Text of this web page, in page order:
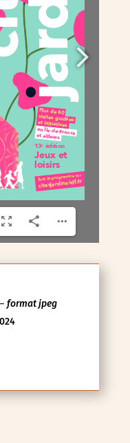
format jpeg